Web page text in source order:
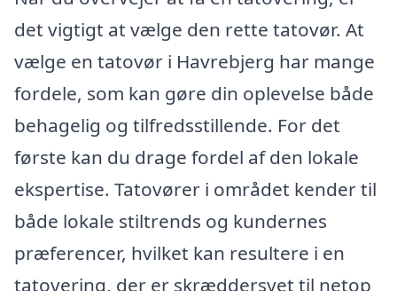
det vigtigt at vælge den rette tatovør. At
vælge en tatovør i Havrebjerg har mange
fordele, som kan gøre din oplevelse både
behagelig og tilfredsstillende. For det
første kan du drage fordel af den lokale
ekspertise. Tatovører i området kender til
både lokale stiltrends og kundernes
præferencer, hvilket kan resultere i en
tatovering, der er skræddersyet til netop